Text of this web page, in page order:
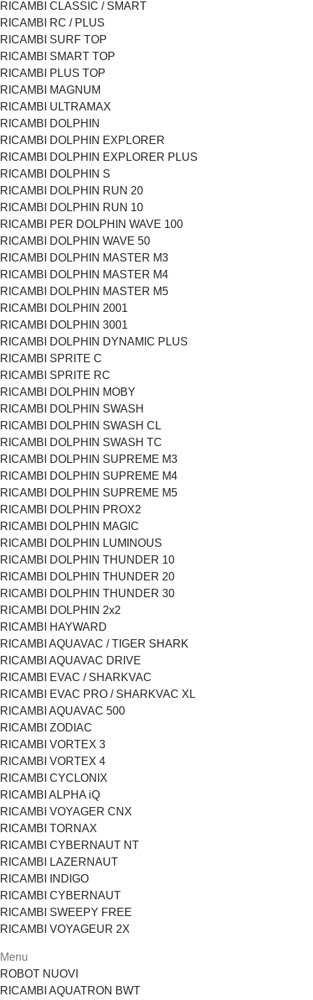
RICAMBI CLASSIC / SMART
RICAMBI RC / PLUS
RICAMBI SURF TOP
RICAMBI SMART TOP
RICAMBI PLUS TOP
RICAMBI MAGNUM
RICAMBI ULTRAMAX
RICAMBI DOLPHIN
RICAMBI DOLPHIN EXPLORER
RICAMBI DOLPHIN EXPLORER PLUS
RICAMBI DOLPHIN S
RICAMBI DOLPHIN RUN 20
RICAMBI DOLPHIN RUN 10
RICAMBI PER DOLPHIN WAVE 100
RICAMBI DOLPHIN WAVE 50
RICAMBI DOLPHIN MASTER M3
RICAMBI DOLPHIN MASTER M4
RICAMBI DOLPHIN MASTER M5
RICAMBI DOLPHIN 2001
RICAMBI DOLPHIN 3001
RICAMBI DOLPHIN DYNAMIC PLUS
RICAMBI SPRITE C
RICAMBI SPRITE RC
RICAMBI DOLPHIN MOBY
RICAMBI DOLPHIN SWASH
RICAMBI DOLPHIN SWASH CL
RICAMBI DOLPHIN SWASH TC
RICAMBI DOLPHIN SUPREME M3
RICAMBI DOLPHIN SUPREME M4
RICAMBI DOLPHIN SUPREME M5
RICAMBI DOLPHIN PROX2
RICAMBI DOLPHIN MAGIC
RICAMBI DOLPHIN LUMINOUS
RICAMBI DOLPHIN THUNDER 10
RICAMBI DOLPHIN THUNDER 20
RICAMBI DOLPHIN THUNDER 30
RICAMBI DOLPHIN 2x2
RICAMBI HAYWARD
RICAMBI AQUAVAC / TIGER SHARK
RICAMBI AQUAVAC DRIVE
RICAMBI EVAC / SHARKVAC
RICAMBI EVAC PRO / SHARKVAC XL
RICAMBI AQUAVAC 500
RICAMBI ZODIAC
RICAMBI VORTEX 3
RICAMBI VORTEX 4
RICAMBI CYCLONIX
RICAMBI ALPHA iQ
RICAMBI VOYAGER CNX
RICAMBI TORNAX
RICAMBI CYBERNAUT NT
RICAMBI LAZERNAUT
RICAMBI INDIGO
RICAMBI CYBERNAUT
RICAMBI SWEEPY FREE
RICAMBI VOYAGEUR 2X
Menu
ROBOT NUOVI
RICAMBI AQUATRON BWT